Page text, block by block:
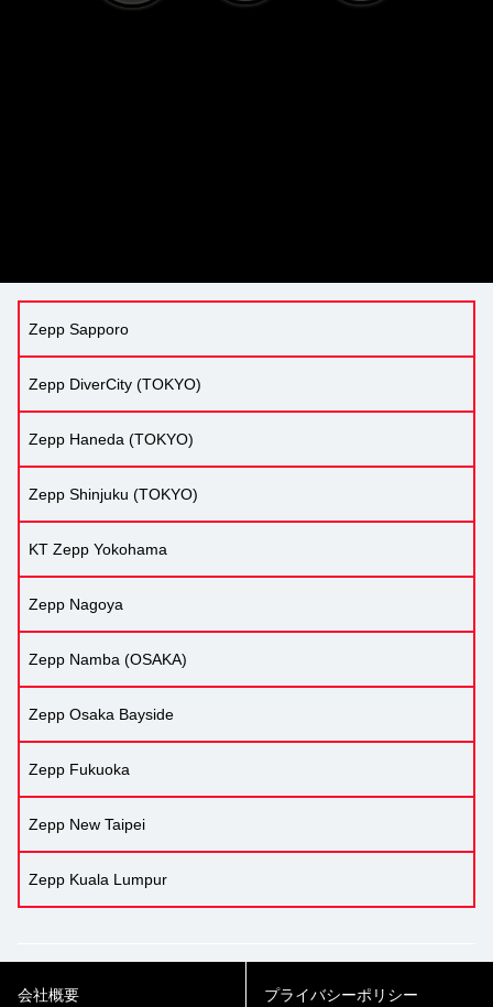
Zepp Sapporo
Zepp DiverCity (TOKYO)
Zepp Haneda (TOKYO)
Zepp Shinjuku (TOKYO)
KT Zepp Yokohama
Zepp Nagoya
Zepp Namba (OSAKA)
Zepp Osaka Bayside
Zepp Fukuoka
Zepp New Taipei
Zepp Kuala Lumpur
会社概要 プライバシーポリシー